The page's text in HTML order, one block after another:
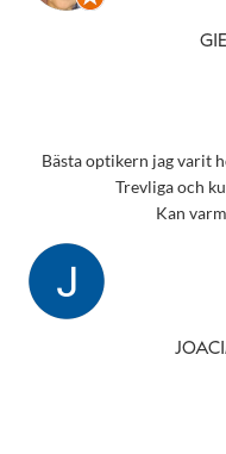
Bästa optikern jag varit
Trevliga och
Kan